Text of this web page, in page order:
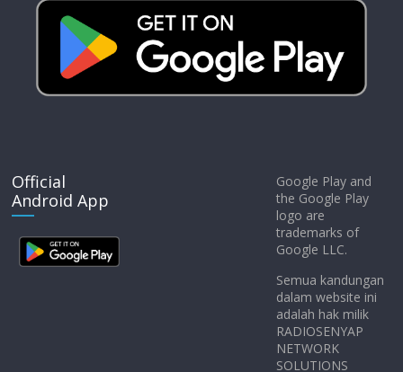
Official
Android App
Google Play and
the Google Play
logo are
trademarks of
Google LLC.
Semua kandungan
dalam website ini
adalah hak milik
RADIOSENYAP
NETWORK
SOLUTIONS